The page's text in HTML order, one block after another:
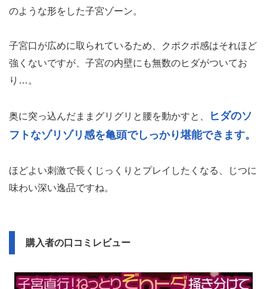
のような形をした子宮ゾーン。
子宮口が広めに取られているため、クポクポ感はそれほど
強くないですが、子宮の内壁にも無数のヒダがついてお
り…。
奥に突っ込んだままグリグリと腰を動かすと、
ヒダのソ
フトなゾリゾリ感を亀頭でしっかり堪能できます。
ほどよい刺激で長くじっくりとプレイしたくなる、じつに
味わい深い逸品ですね。
購入者の口コミレビュー